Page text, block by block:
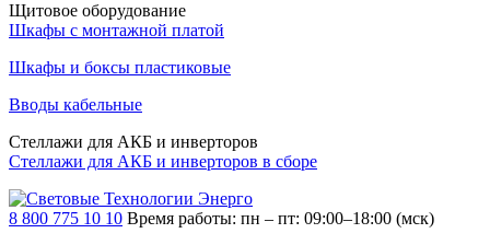
Щитовое оборудование
Шкафы с монтажной платой
Шкафы и боксы пластиковые
Вводы кабельные
Стеллажи для АКБ и инверторов
Стеллажи для АКБ и инверторов в сборе
8 800 775 10 10 Время работы: пн – пт: 09:00–18:00 (мск)